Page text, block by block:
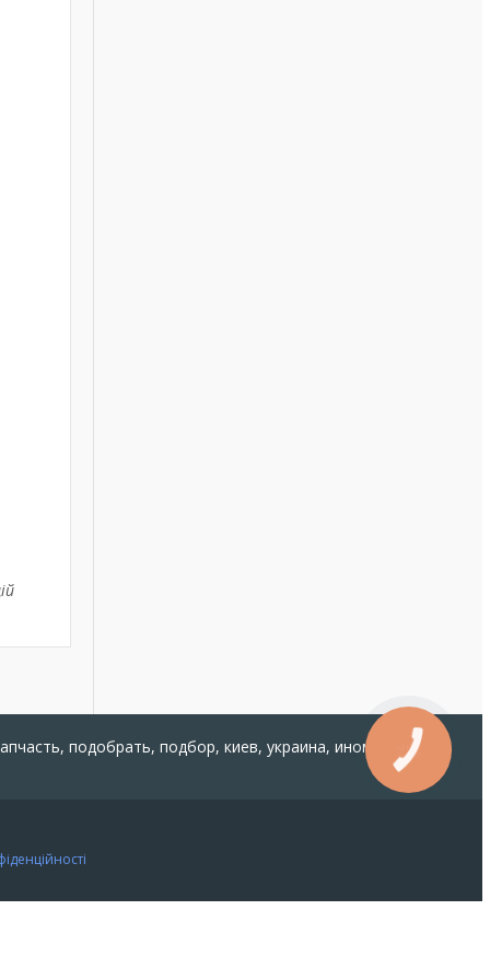
подобрать, подбор, киев, украина, иномарка,КНОПКА
ЗВ'ЯЗКУ